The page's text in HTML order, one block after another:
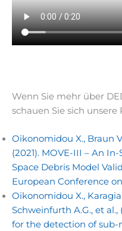
Wenn Sie mehr über
schauen Sie sich
Oikonomidou X., Braun
(2021). MOVE-III – An
Space Debris Model
European Conference
Oikonomidou X.,
Schweinfurth A.G., et al.,
for the detection of